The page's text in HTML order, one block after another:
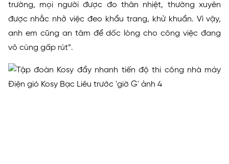
trường, mọi người được đo thân nhiệt, thường xuyên
được nhắc nhở việc đeo khẩu trang, khử khuẩn. Vì vậy,
anh em cũng an tâm để dốc lòng cho công việc đang
vô cùng gấp rút”.